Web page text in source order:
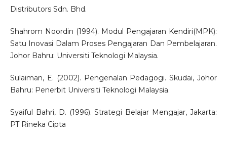
Distributors Sdn. Bhd.
Shahrom Noordin (1994). Modul Pengajaran Kendiri(MPK):
Satu Inovasi Dalam Proses Pengajaran Dan Pembelajaran.
Johor Bahru: Universiti Teknologi Malaysia.
Sulaiman, E. (2002). Pengenalan Pedagogi. Skudai, Johor
Bahru: Penerbit Universiti Teknologi Malaysia.
Syaiful Bahri, D. (1996). Strategi Belajar Mengajar, Jakarta:
PT Rineka Cipta